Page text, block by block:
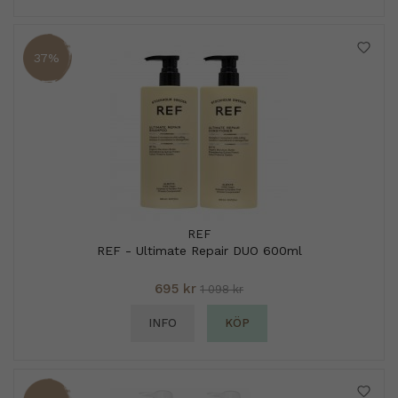
37%
REF
REF - Ultimate Repair DUO 600ml
695 kr 1 098 kr
INFO KÖP